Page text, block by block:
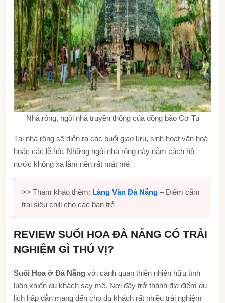
Nhà rông, ngôi nhà truyền thống của đồng bào Cơ Tu
Tại nhà rông sẽ diễn ra các buổi giao lưu, sinh hoạt văn hoá
hoặc các lễ hội. Những ngôi nhà rông này nằm cách hồ
nước không xa lắm nên rất mát mẻ.
>> Tham khảo thêm: Làng Vân Đà Nẵng – Điểm cắm
trại siêu chill cho các bạn trẻ
REVIEW SUỐI HOA ĐÀ NẴNG CÓ TRẢI
NGHIỆM GÌ THÚ VỊ?
Suối Hoa ở Đà Nẵng với cảnh quan thiên nhiên hữu tình
luôn khiến du khách say mê. Nơi đây trở thành địa điểm du
lịch hấp dẫn mang đến cho du khách rất nhiều trải nghiệm